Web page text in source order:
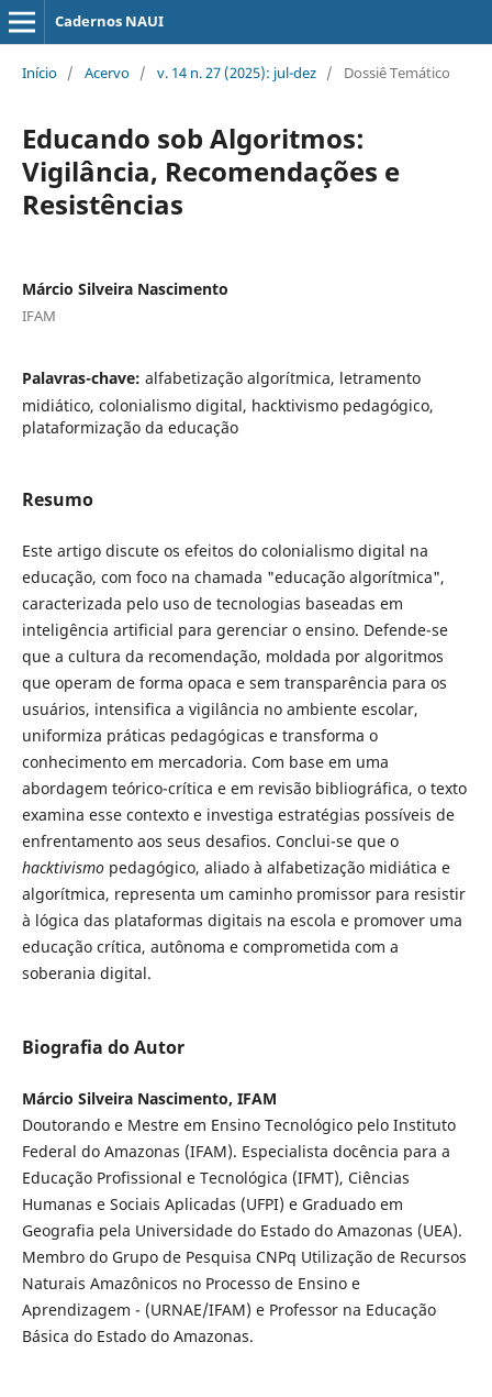
Cadernos NAUI
Início / Acervo / v. 14 n. 27 (2025): jul-dez / Dossiê Temático
Educando sob Algoritmos:
Vigilância, Recomendações e
Resistências
Márcio Silveira Nascimento
IFAM
Palavras-chave: alfabetização algorítmica, letramento
midiático, colonialismo digital, hacktivismo pedagógico,
plataformização da educação
Resumo
Este artigo discute os efeitos do colonialismo digital na
educação, com foco na chamada "educação algorítmica",
caracterizada pelo uso de tecnologias baseadas em
inteligência artificial para gerenciar o ensino. Defende-se
que a cultura da recomendação, moldada por algoritmos
que operam de forma opaca e sem transparência para os
usuários, intensifica a vigilância no ambiente escolar,
uniformiza práticas pedagógicas e transforma o
conhecimento em mercadoria. Com base em uma
abordagem teórico-crítica e em revisão bibliográfica, o texto
examina esse contexto e investiga estratégias possíveis de
enfrentamento aos seus desafios. Conclui-se que o
hacktivismopedagógico, aliado à alfabetização midiática e
algorítmica, representa um caminho promissor para resistir
à lógica das plataformas digitais na escola e promover uma
educação crítica, autônoma e comprometida com a
soberania digital.
Biografia do Autor
Márcio Silveira Nascimento, IFAM
Doutorando e Mestre em Ensino Tecnológico pelo Instituto
Federal do Amazonas (IFAM). Especialista docência para a
Educação Profissional e Tecnológica (IFMT), Ciências
Humanas e Sociais Aplicadas (UFPI) e Graduado em
Geografia pela Universidade do Estado do Amazonas (UEA).
Membro do Grupo de Pesquisa CNPq Utilização de Recursos
Naturais Amazônicos no Processo de Ensino e
Aprendizagem - (URNAE/IFAM) e Professor na Educação
Básica do Estado do Amazonas.